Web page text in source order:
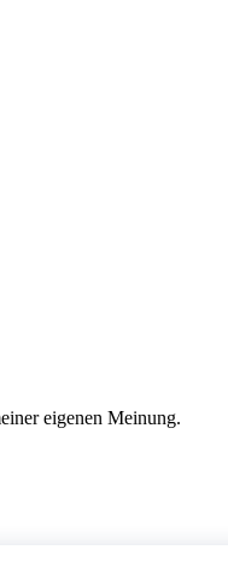
eigenen Meinung.